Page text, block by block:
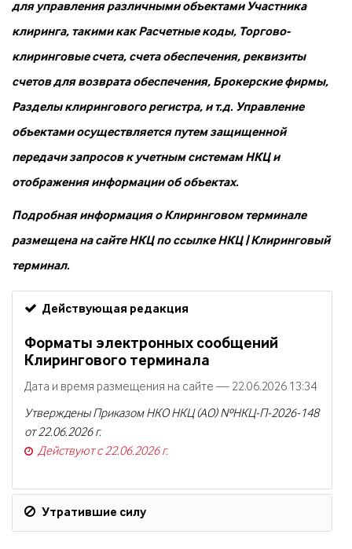
для управления различными объектами Участника
клиринга, такими как Расчетные коды, Торгово-
клиринговые счета, счета обеспечения, реквизиты
счетов для возврата обеспечения, Брокерские фирмы,
Разделы клирингового регистра, и т.д. Управление
объектами осуществляется путем защищенной
передачи запросов к учетным системам НКЦ и
отображения информации об объектах.
Подробная информация о Клиринговом терминале
размещена на сайте НКЦ по ссылкеНКЦ | Клиринговый
терминал.
Действующая редакция
Форматы электронных сообщений
Клирингового терминала
Дата и время размещения на сайте — 22.06.2026 13:34
Утверждены Приказом НКО НКЦ (АО) №НКЦ-П-2026-148
от 22.06.2026 г.
Действуют с 22.06.2026 г.
Утратившие силу